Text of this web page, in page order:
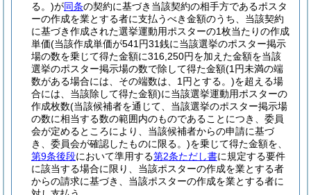
る。)が同条の契約に基づき当該契約の相手方であるポスタ
ーの作成を業とする者に支払うべき金額のうち、当該契約
に基づき作成された選挙運動用ポスターの1枚当たりの作成
単価(当該作成単価が541円31銭に当該選挙のポスター掲示
場の数を乗じて得た金額に316,250円を加えた金額を当該
選挙のポスター掲示場の数で除して得た金額(1円未満の端
数がある場合には、その端数は、1円とする。)を超える場
合には、当該除して得た金額)に当該選挙運動用ポスターの
作成枚数(当該候補者を通じて、当該選挙のポスター掲示場
の数に相当する数の範囲内のものであることにつき、委員
会が定めるところにより、当該候補者からの申請に基づ
き、委員会が確認したものに限る。)を乗じて得た金額を、
第9条後段において準用する第2条ただし書に規定する要件
に該当する場合に限り、当該ポスターの作成を業とする者
からの請求に基づき、当該ポスターの作成を業とする者に